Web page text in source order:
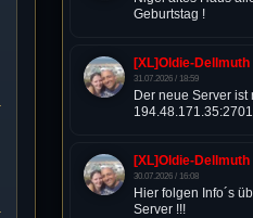
Geburtstag !
[XL]Oldie-Dellmuth
31.07.2026 / 18:59
Der neue Server ist
[XL]Oldie-Dellmuth
30.07.2026 / 16:08
Hier folgen Info´s
Server !!!